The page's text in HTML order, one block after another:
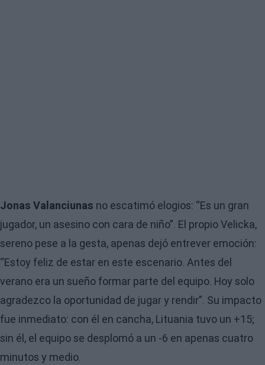
Jonas Valanciunas no escatimó elogios: “Es un gran
jugador, un asesino con cara de niño”. El propio Velicka,
sereno pese a la gesta, apenas dejó entrever emoción:
“Estoy feliz de estar en este escenario. Antes del
verano era un sueño formar parte del equipo. Hoy solo
agradezco la oportunidad de jugar y rendir”. Su impacto
fue inmediato: con él en cancha, Lituania tuvo un +15;
sin él, el equipo se desplomó a un -6 en apenas cuatro
minutos y medio.